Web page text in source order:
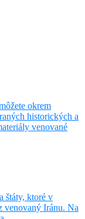
okrem
historických a
venované
štáty, ktoré v
venovaný Iránu. Na